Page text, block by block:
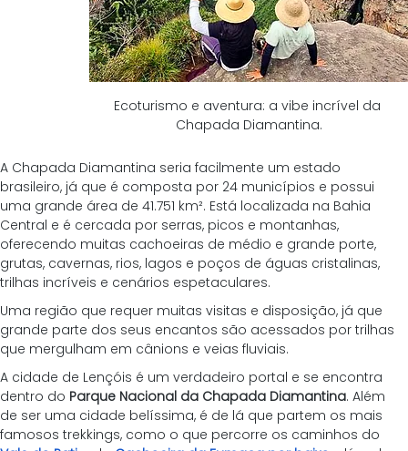
Ecoturismo e aventura: a vibe incrível da
Chapada Diamantina.
A Chapada Diamantina seria facilmente um estado
brasileiro, já que é composta por 24 municípios e possui
uma grande área de 41.751 km². Está localizada na Bahia
Central e é cercada por serras, picos e montanhas,
oferecendo muitas cachoeiras de médio e grande porte,
grutas, cavernas, rios, lagos e poços de águas cristalinas,
trilhas incríveis e cenários espetaculares.
Uma região que requer muitas visitas e disposição, já que
grande parte dos seus encantos são acessados por trilhas
que mergulham em cânions e veias fluviais.
A cidade de Lençóis é um verdadeiro portal e se encontra
dentro do Parque Nacional da Chapada Diamantina. Além
de ser uma cidade belíssima, é de lá que partem os mais
famosos trekkings, como o que percorre os caminhos do